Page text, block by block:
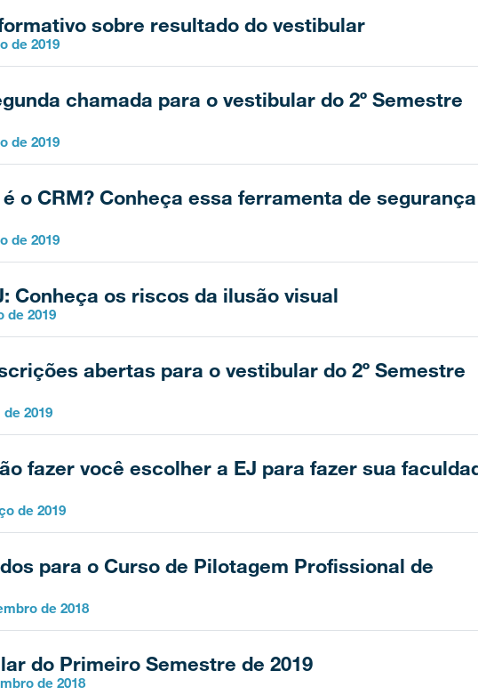
sobre resultado do vestibular
de 2019
chamada para o vestibular do 2º Semestre
de 2019
o CRM? Conheça essa ferramenta de segurança
de 2019
Conheça os riscos da ilusão visual
de 2019
abertas para o vestibular do 2º Semestre
2019
fazer você escolher a EJ para fazer sua
de 2019
para o Curso de Pilotagem Profissional de
de 2018
do Primeiro Semestre de 2019
de 2018